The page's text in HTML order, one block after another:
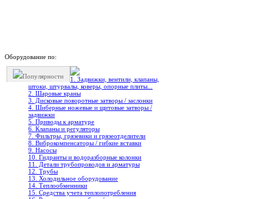
Оборудование по:
Популярности
1. Задвижки, вентили, клапаны,
штоки, штурвалы, коверы, опорные плиты...
2. Шаровые краны
3. Дисковые поворотные затворы / заслонки
4. Шиберные ножевые и щитовые затворы /
задвижки
5. Приводы к арматуре
6. Клапаны и регуляторы
7. Фильтры, грязевики и грязеотделители
8. Виброкомпенсаторы / гибкие вставки
9. Насосы
10. Гидранты и водоразборные колонки
11. Детали трубопроводов и арматуры
12. Трубы
13. Холодильное oборудование
14. Теплообменники
15. Средства учета теплопотребления